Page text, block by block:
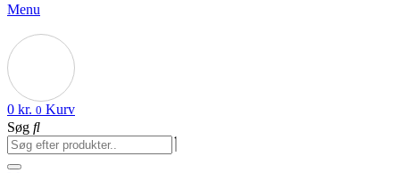
Menu
0 kr. 0 Kurv
Søg